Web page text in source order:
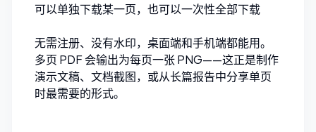
可以单独下载某一页，也可以一次性全部下载
无需注册、没有水印，桌面端和手机端都能用。
多页 PDF 会输出为每页一张 PNG——这正是制作
演示文稿、文档截图，或从长篇报告中分享单页
时最需要的形式。